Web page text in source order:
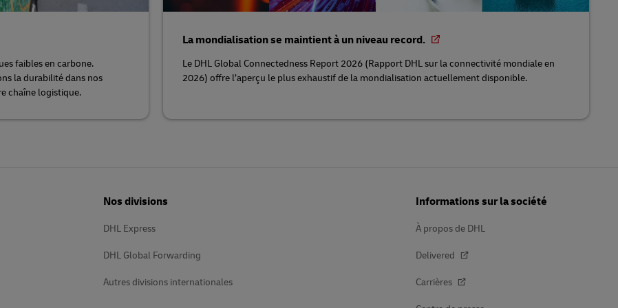
faibles en carbone.
la durabilité dans nos
chaîne logistique.
La mondialisation se maintient à un niveau record.
Le DHL Global Connectedness Report 2026 (Rapport DHL sur la connectivité mondiale en
2026) offre l’aperçu le plus exhaustif de la mondialisation actuellement disponible.
Nos divisions
DHL Express
DHL Global Forwarding
Autres divisions internationales
Informations sur la société
À propos de DHL
Delivered
Carrières